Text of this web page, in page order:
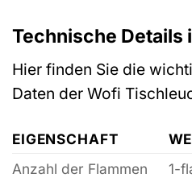
Technische Details
Hier finden Sie die
Daten der Wofi
EIGENSCHAFT
Anzahl der Flammen
1-